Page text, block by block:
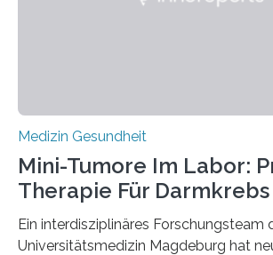
Medizin Gesundheit
Mini-Tumore Im Labor:
Therapie Für Darmkrebs
Ein interdisziplinäres Forschungsteam
Universitätsmedizin Magdeburg hat